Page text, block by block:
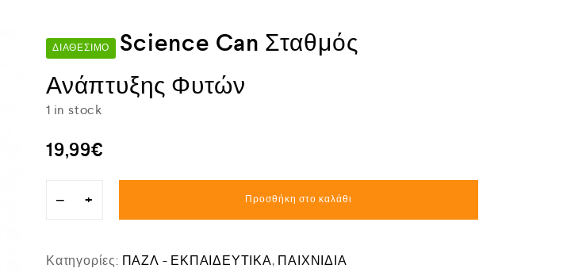
ΔΙΑΘΈΣΙΜΟ
Science Can Σταθμός
Ανάπτυξης Φυτών
1 in stock
19,99€
− + Προσθήκη στο καλάθι
Κατηγορίες: ΠΑΖΛ - ΕΚΠΑΙΔΕΥΤΙΚΑ, ΠΑΙΧΝΙΔΙΑ